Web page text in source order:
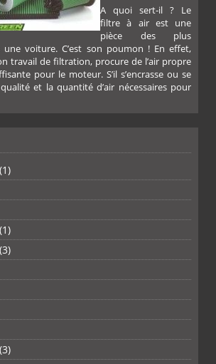
A quoi sert-il ? Le
filtre à air est une
pièce des plus
une voiture. C’est son poumon ! En effet,
travail de filtration, procure de l’air propre
pour le moteur. S’il s’encrasse ou se
et la quantité d’air nécessaires pour
(1)
(1)
(3)
(3)